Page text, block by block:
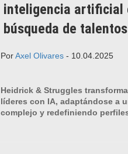
inteligencia artificial
búsqueda de talentos
PorAxel Olivares - 10.04.2025
Heidrick & Struggles
líderes con IA, adaptándose a
complejo y redefiniendo